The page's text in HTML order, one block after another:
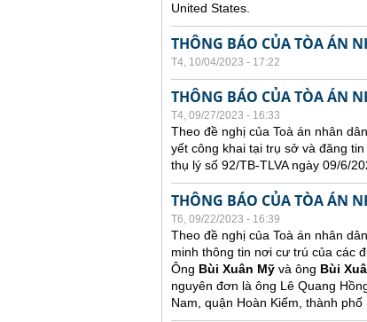
United States.
THÔNG BÁO CỦA TÒA ÁN
T4, 10/04/2023 - 17:22
THÔNG BÁO CỦA TÒA ÁN
T4, 09/27/2023 - 16:33
Theo đề nghị của Toà án nhân
yết công khai tại trụ sở và đăng
thụ lý số 92/TB-TLVA ngày 09/6/
THÔNG BÁO CỦA TÒA ÁN
T6, 09/22/2023 - 16:39
Theo đề nghị của Toà án nhân
minh thông tin nơi cư trú của các
Ông Bùi Xuân Mỹ và ông Bùi
nguyên đơn là ông Lê Quang
Nam, quận Hoàn Kiếm, thành phố